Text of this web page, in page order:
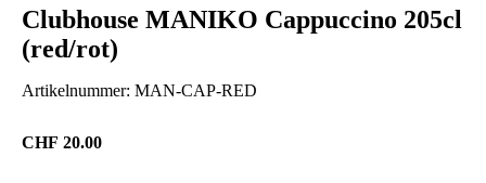
Clubhouse MANIKO Cappuccino 205cl
(red/rot)
Artikelnummer:MAN-CAP-RED
CHF 20.00